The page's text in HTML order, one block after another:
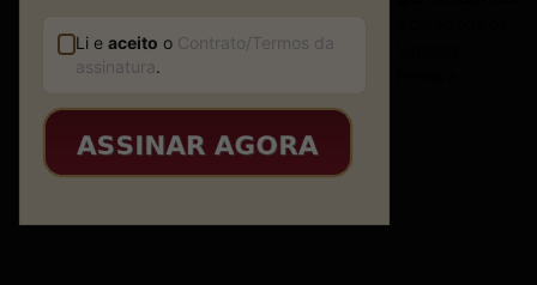
Li eaceito o Contrato/Termos da
assinatura.